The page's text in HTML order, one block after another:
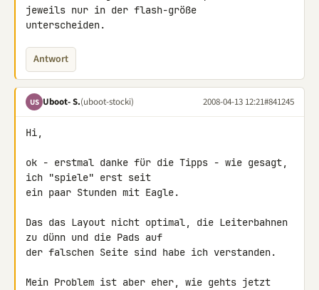
jeweils nur in der flash-größe
unterscheiden.
Antwort
US Uboot- S.(uboot-stocki) 2008-04-13 12:21#841245
Hi,
ok - erstmal danke für die Tipps - wie gesagt,
ich "spiele" erst seit
ein paar Stunden mit Eagle.
Das das Layout nicht optimal, die Leiterbahnen
zu dünn und die Pads auf
der falschen Seite sind habe ich verstanden.
Mein Problem ist aber eher, wie gehts jetzt